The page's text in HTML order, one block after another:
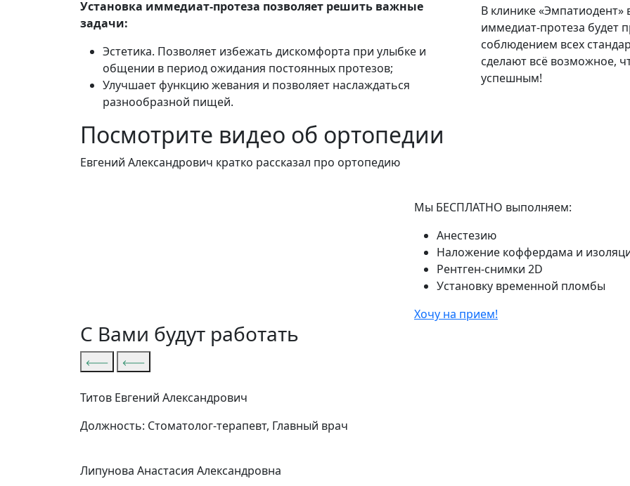
Установка иммедиат-протеза позволяет решить важные
задачи:
Эстетика. Позволяет избежать дискомфорта при улыбке и
общении в период ожидания постоянных протезов;
Улучшает функцию жевания и позволяет наслаждаться
разнообразной пищей.
В клинике
иммедиат-протеза будет
соблюдением всех
сделают всё возможное,
успешным!
Посмотрите видео об ортопедии
Евгений Александрович кратко рассказал про ортопедию
Мы БЕСПЛАТНО выполняем:
Анестезию
Наложение коффердама и
Рентген-снимки 2D
Установку временной пломбы
Хочу на прием!
С Вами будут работать
Титов Евгений Александрович
Должность: Стоматолог-терапевт, Главный врач
Липунова Анастасия Александровна